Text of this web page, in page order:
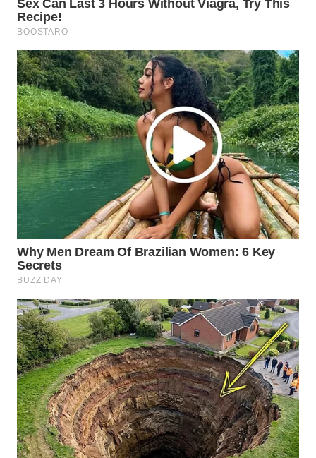
WN
PRIANGAN
TIMUR
WN
SEMARANG
WN
SOLO
WN
BOROBUDUR
MADURA
WN
SURABAYA
WN
NATUNA
WN
BINTAN
WN